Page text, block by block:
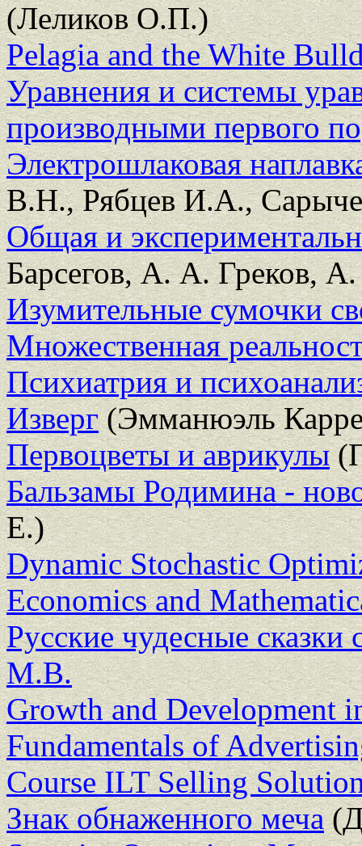
(Леликов О.П.)
Pelagia and the White
Уравнения и системы
производными первого
Электрошлаковая
В.Н., Рябцев И.А.,
Общая и
Барсегов, А. А. Греков,
Изумительные сумочки
Множественная
Психиатрия и
Изверг(Эмманюэль
Первоцветы и аврикулы
Бальзамы Родимина -
Е.)
Dynamic Stochastic
Economics and
Русские чудесные
М.В.
Growth and Development
Fundamentals of
Course ILT Selling
Знак обнаженного меча